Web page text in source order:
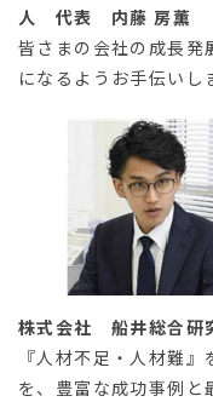
人 代表 内藤 房薫
皆さまの会社の成長発
になるようお手伝いし
株式会社 船井総合
『人材不足・人材難
を、豊富な成功事例と